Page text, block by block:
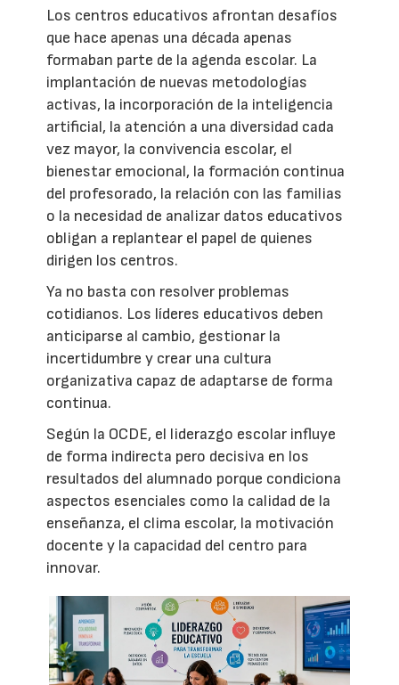
Los centros educativos afrontan desafíos
que hace apenas una década apenas
formaban parte de la agenda escolar. La
implantación de nuevas metodologías
activas, la incorporación de la inteligencia
artificial, la atención a una diversidad cada
vez mayor, la convivencia escolar, el
bienestar emocional, la formación continua
del profesorado, la relación con las familias
o la necesidad de analizar datos educativos
obligan a replantear el papel de quienes
dirigen los centros.
Ya no basta con resolver problemas
cotidianos. Los líderes educativos deben
anticiparse al cambio, gestionar la
incertidumbre y crear una cultura
organizativa capaz de adaptarse de forma
continua.
Según la OCDE, el liderazgo escolar influye
de forma indirecta pero decisiva en los
resultados del alumnado porque condiciona
aspectos esenciales como la calidad de la
enseñanza, el clima escolar, la motivación
docente y la capacidad del centro para
innovar.